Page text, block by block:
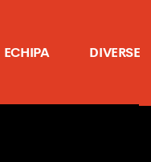
ECHIPA DIVERSE